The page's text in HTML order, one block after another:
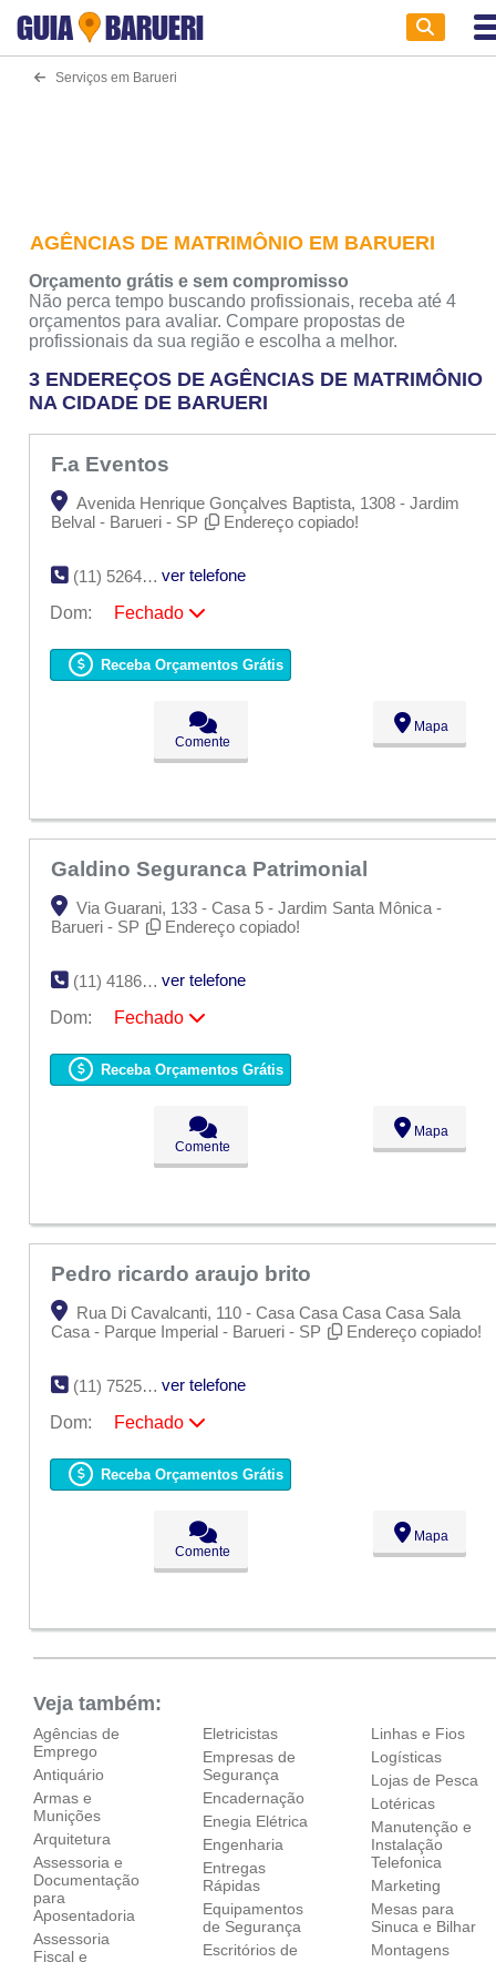
GUIA BARUERI
Serviços em Barueri
AGÊNCIAS DE MATRIMÔNIO EM BARUERI
Orçamento grátis e sem compromisso
Não perca tempo buscando profissionais, receba até 4
orçamentos para avaliar. Compare propostas de
profissionais da sua região e escolha a melhor.
3 ENDEREÇOS DE AGÊNCIAS DE MATRIMÔNIO
NA CIDADE DE BARUERI
F.a Eventos
Avenida Henrique Gonçalves Baptista, 1308 - Jardim
Belval - Barueri - SP
Endereço copiado!
(11) 5264-8776
ver telefone
Dom:
Fechado
Ter:
09:00 - 18:00
Qua:
09:00 - 18:00
09:00 - 18:00
Fechado
Fechado
Receba Orçamentos Grátis
Comente
Mapa
Galdino Seguranca Patrimonial
Via Guarani, 133 - Casa 5 - Jardim Santa Mônica -
Barueri - SP
Endereço copiado!
(11) 4186-5887
ver telefone
Dom:
Fechado
Ter:
09:00 - 18:00
Qua:
09:00 - 18:00
09:00 - 18:00
Fechado
Fechado
Receba Orçamentos Grátis
Comente
Mapa
Pedro ricardo araujo brito
Rua Di Cavalcanti, 110 - Casa Casa Casa Casa Sala
Casa - Parque Imperial - Barueri - SP
Endereço copiado!
(11) 7525-8584
ver telefone
Dom:
Fechado
Ter:
09:00 - 18:00
Qua:
09:00 - 18:00
09:00 - 18:00
Fechado
Fechado
Receba Orçamentos Grátis
Comente
Mapa
Veja também:
Agências de
Emprego
Antiquário
Armas e
Munições
Arquitetura
Assessoria e
Documentação
para
Aposentadoria
Assessoria
Fiscal e
Eletricistas
Empresas de
Segurança
Encadernação
Enegia Elétrica
Engenharia
Entregas
Rápidas
Equipamentos
de Segurança
Escritórios de
Linhas e Fios
Logísticas
Lojas de Pesca
Lotéricas
Manutenção e
Instalação
Telefonica
Marketing
Mesas para
Sinuca e Bilhar
Montagens